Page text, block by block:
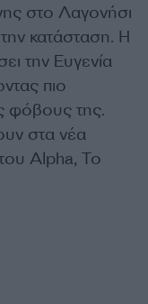
στο Λαγονήσι
κατάσταση. Η
την Ευγενία
πιο
φόβους της.
στα νέα
Alpha, Το